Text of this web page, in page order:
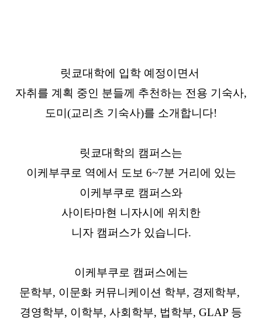
릿쿄대학에 입학 예정이면서
자취를 계획 중인 분들께 추천하는 전용 기숙사,
도미(교리츠 기숙사)를 소개합니다!
릿쿄대학의 캠퍼스는
이케부쿠로 역에서 도보 6~7분 거리에 있는
이케부쿠로 캠퍼스와
사이타마현 니자시에 위치한
니자 캠퍼스가 있습니다.
이케부쿠로 캠퍼스에는
문학부, 이문화 커뮤니케이션 학부, 경제학부,
경영학부, 이학부, 사회학부, 법학부, GLAP 등